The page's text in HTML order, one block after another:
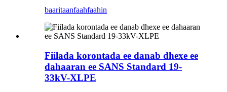
baaritaanfaahfaahin
Fiilada korontada ee danab dhexe ee
dahaaran ee SANS Standard 19-
33kV-XLPE